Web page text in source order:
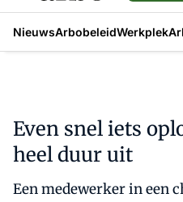
NieuwsArbobeleidWerkplek
Even snel iets
heel duur uit
Een medewerker in een